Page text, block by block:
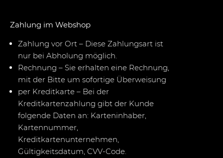
Zahlung im Webshop
Zahlung vor Ort – Diese Zahlungsart ist
nur bei Abholung möglich.
Rechnung – Sie erhalten eine Rechnung,
mit der Bitte um sofortige Überweisung
per Kreditkarte – Bei der
Kreditkartenzahlung gibt der Kunde
folgende Daten an: Karteninhaber,
Kartennummer,
Kreditkartenunternehmen,
Gültigkeitsdatum, CVV-Code.